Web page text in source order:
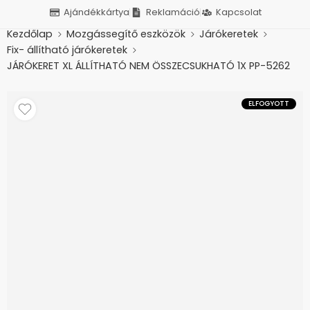
Ajándékkártya Reklamáció Kapcsolat
Kezdőlap Mozgássegítő eszközök
Járókeretek
Fix- állítható járókeretek
JÁRÓKERET XL ÁLLÍTHATÓ NEM ÖSSZECSUKHATÓ 1X PP-5262
ELFOGYOTT